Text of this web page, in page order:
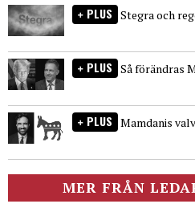
PLUS Stegra och
PLUS Så förändras
PLUS Mamdanis
MER FRÅN